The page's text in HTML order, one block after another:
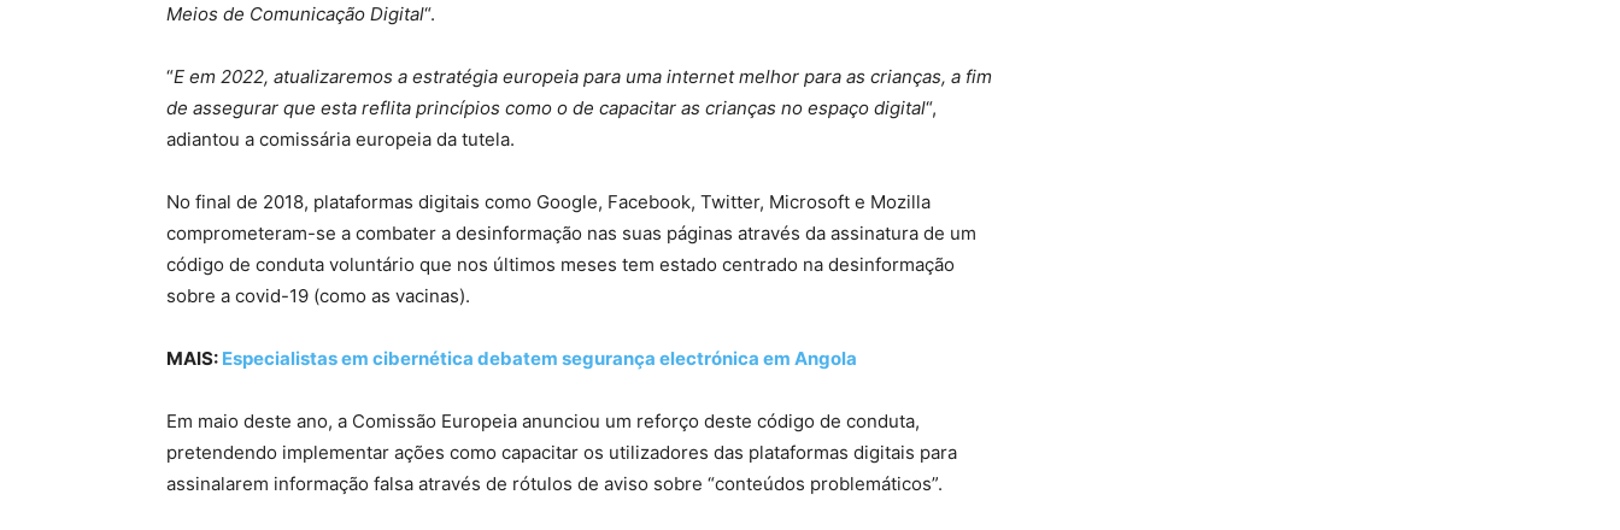
Meios de Comunicação Digital“.
“E em 2022, atualizaremos a estratégia europeia para uma internet melhor para as crianças, a fim
de assegurar que esta reflita princípios como o de capacitar as crianças no espaço digital“,
adiantou a comissária europeia da tutela.
No final de 2018, plataformas digitais como Google, Facebook, Twitter, Microsoft e Mozilla
comprometeram-se a combater a desinformação nas suas páginas através da assinatura de um
código de conduta voluntário que nos últimos meses tem estado centrado na desinformação
sobre a covid-19 (como as vacinas).
MAIS: Especialistas em cibernética debatem segurança electrónica em Angola
Em maio deste ano, a Comissão Europeia anunciou um reforço deste código de conduta,
pretendendo implementar ações como capacitar os utilizadores das plataformas digitais para
assinalarem informação falsa através de rótulos de aviso sobre “conteúdos problemáticos”.